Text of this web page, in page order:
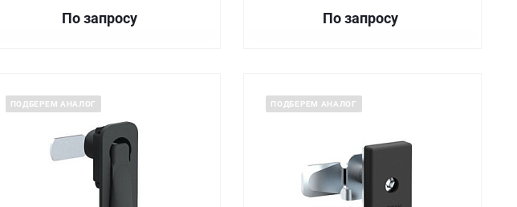
По запросу По запросу
ПОДБЕРЕМ АНАЛОГ ПОДБЕРЕМ АНАЛОГ